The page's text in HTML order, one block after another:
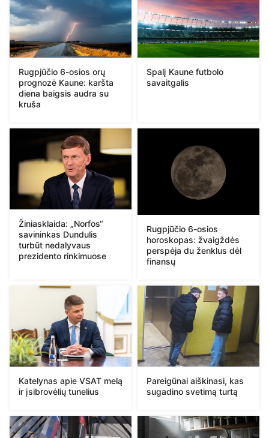
Rugpjūčio 6-osios orų
prognozė Kaune: karšta
diena baigsis audra su
kruša
Spalį Kaune futbolo
savaitgalis
Žiniasklaida: „Norfos“
savininkas Dundulis
turbūt nedalyvaus
prezidento rinkimuose
Rugpjūčio 6-osios
horoskopas: žvaigždės
perspėja du ženklus dėl
finansų
Katelynas apie VSAT melą
ir įsibrovėlių tunelius
Pareigūnai aiškinasi, kas
sugadino svetimą turtą